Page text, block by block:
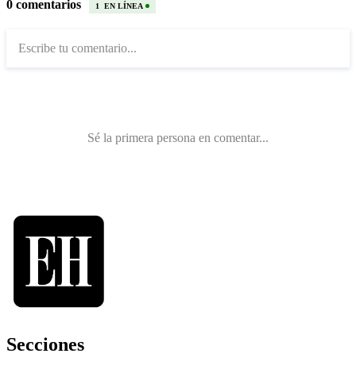
Secciones